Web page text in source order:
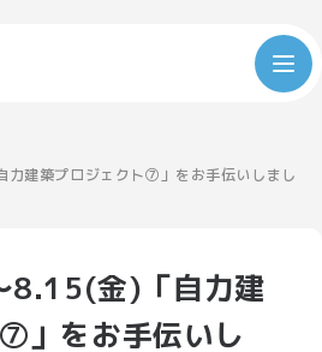
建築プロジェクト⑦」をお手伝いしまし
金)「自力建
」をお手伝いし